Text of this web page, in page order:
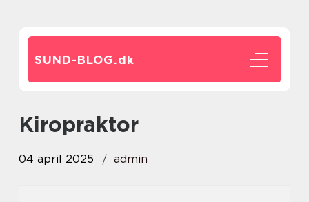
SUND-BLOG.dk
kiropraktor
04 april 2025 admin